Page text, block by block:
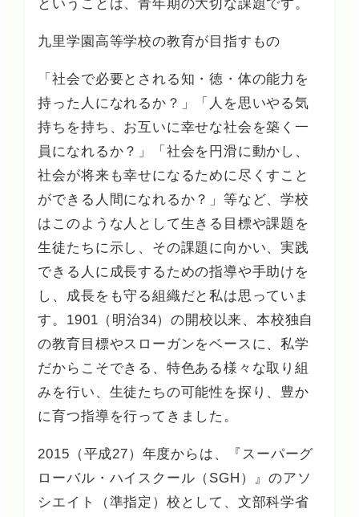
ということは、青年期の大切な課題です。
九里学園高等学校の教育が目指すもの
「社会で必要とされる知・徳・体の能力を
持った人になれるか？」「人を思いやる気
持ちを持ち、お互いに幸せな社会を築く一
員になれるか？」「社会を円滑に動かし、
社会が将来も幸せになるために尽くすこと
ができる人間になれるか？」等など、学校
はこのような人として生きる目標や課題を
生徒たちに示し、その課題に向かい、実践
できる人に成長するための指導や手助けを
し、成長をも守る組織だと私は思っていま
す。1901（明治34）の開校以来、本校独自
の教育目標やスローガンをベースに、私学
だからこそできる、特色ある様々な取り組
みを行い、生徒たちの可能性を探り、豊か
に育つ指導を行ってきました。
2015（平成27）年度からは、『スーパーグ
ローバル・ハイスクール（SGH）』のアソ
シエイト（準指定）校として、文部科学省